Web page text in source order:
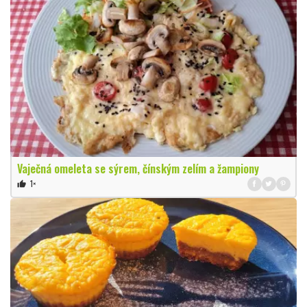
Vaječná omeleta se sýrem, čínským zelím a žampiony
thumb_up 1×